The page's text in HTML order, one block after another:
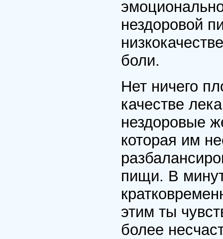
нездоровой
боли.
Нет ничего
качестве
нездоровые
которая им
пищи. В
этим ты
более